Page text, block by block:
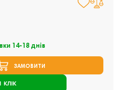
14-18 днів
ЗАМОВИТИ
КЛІК